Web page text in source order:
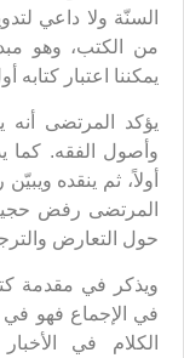
السنّة ولا داعي
من الكتب، وهو
يمكننا اعتبار
يؤكد المرتضى
وأصول الفقه. كما
أولاً، ثم ينقده
المرتضى رفض
حول التعارض
ويذكر في مقدمة
في الإجماع فهو
الكلام في